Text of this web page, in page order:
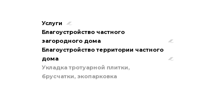
Услуги
Благоустройство частного
загородного дома
Благоустройство территории частного
дома
Укладка тротуарной плитки,
брусчатки, экопарковка